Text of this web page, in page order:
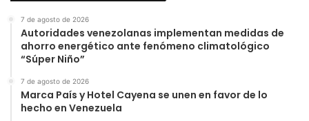
7 de agosto de 2026
Autoridades venezolanas implementan medidas de
ahorro energético ante fenómeno climatológico
“Súper Niño”
7 de agosto de 2026
Marca País y Hotel Cayena se unen en favor de lo
hecho en Venezuela